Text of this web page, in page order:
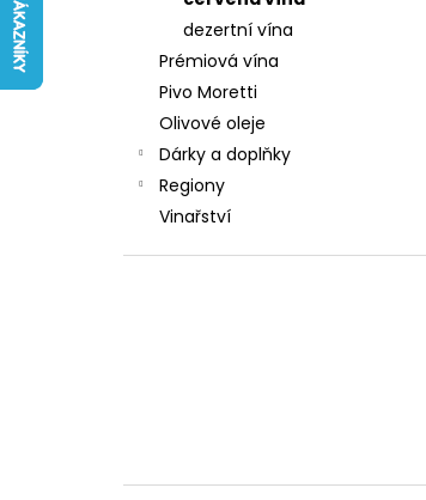
dezertní vína
Prémiová vína
Pivo Moretti
Olivové oleje
Dárky a doplňky
Regiony
Vinařství
242 Kč